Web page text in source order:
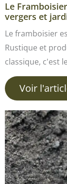
Le
vergers et
Le framboisier
Rustique et
classique, c'est
Voir